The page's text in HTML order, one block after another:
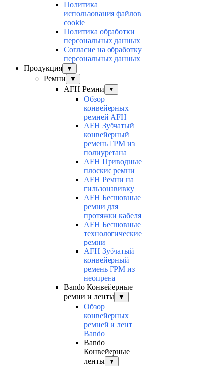
Политика
использования файлов
cookie
Политика обработки
персональных данных
Согласие на обработку
персональных данных
Продукция
▼
Ремни ▼
AFH Ремни ▼
Обзор
конвейерных
ремней AFH
AFH Зубчатый
конвейерный
ремень ГРМ из
полиуретана
AFH Приводные
плоские ремни
AFH Ремни на
гильзонавивку
AFH Бесшовные
ремни для
протяжки кабеля
AFH Бесшовные
технологические
ремни
AFH Зубчатый
конвейерный
ремень ГРМ из
неопрена
Bando Конвейерные
ремни и ленты
▼
Обзор
конвейерных
ремней и лент
Bando
Bando
Конвейерные
ленты
▼